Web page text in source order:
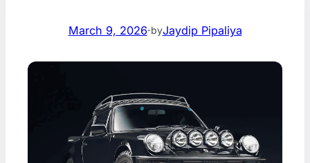
March 9, 2026·byJaydip Pipaliya